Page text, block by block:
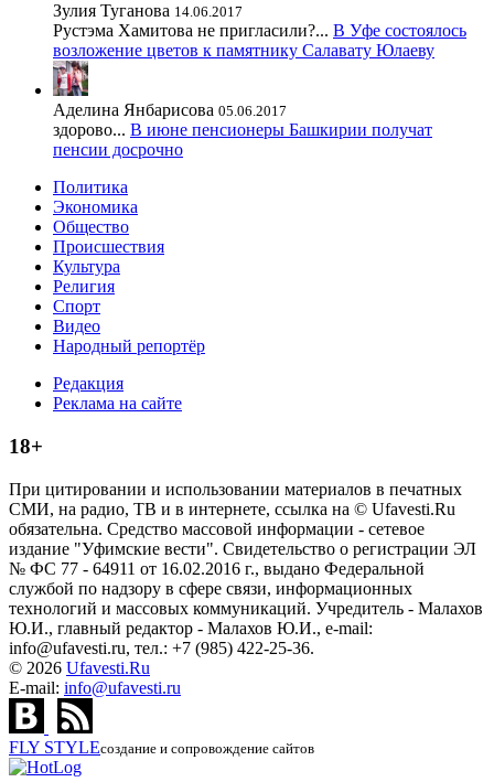
Зулия Туганова 14.06.2017
Рустэма Хамитова не пригласили?... В Уфе состоялось
возложение цветов к памятнику Салавату Юлаеву
Аделина Янбарисова 05.06.2017
здорово... В июне пенсионеры Башкирии получат
пенсии досрочно
Политика
Экономика
Общество
Происшествия
Культура
Религия
Спорт
Видео
Народный репортёр
Редакция
Реклама на сайте
18+
При цитировании и использовании материалов в печатных
СМИ, на радио, ТВ и в интернете, ссылка на © Ufavesti.Ru
обязательна. Средство массовой информации - сетевое
издание "Уфимские вести". Свидетельство о регистрации ЭЛ
№ ФС 77 - 64911 от 16.02.2016 г., выдано Федеральной
службой по надзору в сфере связи, информационных
технологий и массовых коммуникаций. Учредитель - Малахов
Ю.И., главный редактор - Малахов Ю.И., e-mail:
info@ufavesti.ru, тел.: +7 (985) 422-25-36.
© 2026 Ufavesti.Ru
E-mail: info@ufavesti.ru
FLY STYLEсоздание и сопровождение сайтов